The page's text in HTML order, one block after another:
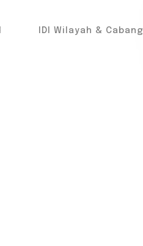
IDI Wilayah & Cabang